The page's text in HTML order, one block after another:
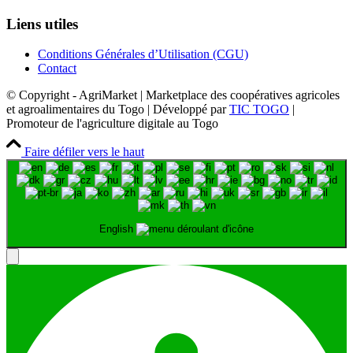
Liens utiles
Conditions Générales d’Utilisation (CGU)
Contact
© Copyright - AgriMarket | Marketplace des coopératives agricoles
et agroalimentaires du Togo | Développé parTIC TOGO |
Promoteur de l'agriculture digitale au Togo
Faire défiler vers le haut
English